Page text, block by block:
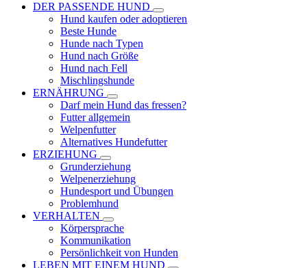
DER PASSENDE HUND
Hund kaufen oder adoptieren
Beste Hunde
Hunde nach Typen
Hund nach Größe
Hund nach Fell
Mischlingshunde
ERNÄHRUNG
Darf mein Hund das fressen?
Futter allgemein
Welpenfutter
Alternatives Hundefutter
ERZIEHUNG
Grunderziehung
Welpenerziehung
Hundesport und Übungen
Problemhund
VERHALTEN
Körpersprache
Kommunikation
Persönlichkeit von Hunden
LEBEN MIT EINEM HUND